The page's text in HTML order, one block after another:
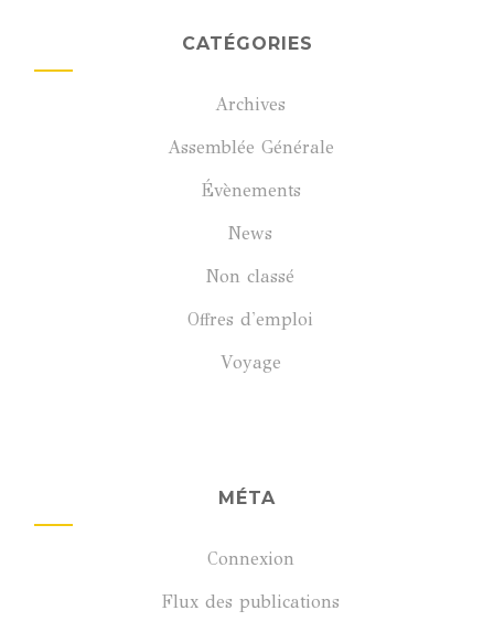
CATÉGORIES
Archives
Assemblée Générale
Évènements
News
Non classé
Offres d'emploi
Voyage
MÉTA
Connexion
Flux des publications